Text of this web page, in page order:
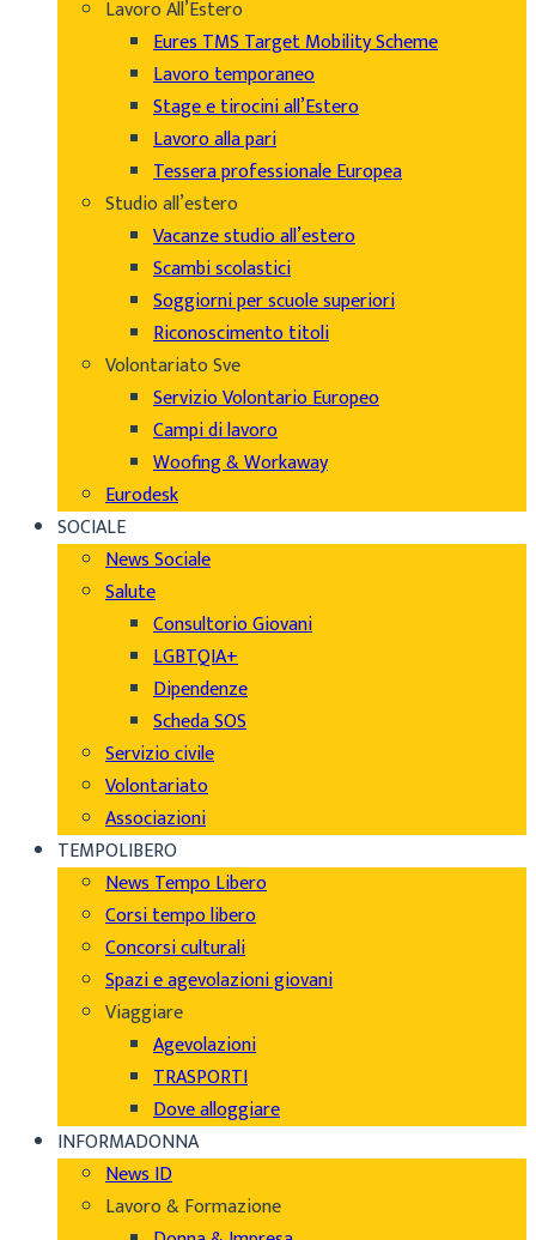
Lavoro All’Estero
Eures TMS Target Mobility Scheme
Lavoro temporaneo
Stage e tirocini all’Estero
Lavoro alla pari
Tessera professionale Europea
Studio all’estero
Vacanze studio all’estero
Scambi scolastici
Soggiorni per scuole superiori
Riconoscimento titoli
Volontariato Sve
Servizio Volontario Europeo
Campi di lavoro
Woofing & Workaway
Eurodesk
SOCIALE
News Sociale
Salute
Consultorio Giovani
LGBTQIA+
Dipendenze
Scheda SOS
Servizio civile
Volontariato
Associazioni
TEMPOLIBERO
News Tempo Libero
Corsi tempo libero
Concorsi culturali
Spazi e agevolazioni giovani
Viaggiare
Agevolazioni
TRASPORTI
Dove alloggiare
INFORMADONNA
News ID
Lavoro & Formazione